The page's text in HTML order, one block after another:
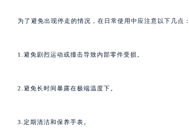
为了避免出现停走的情况，在日常使用中应注意以下几点：
1.避免剧烈运动或撞击导致内部零件受损。
2.避免长时间暴露在极端温度下。
3.定期清洁和保养手表。